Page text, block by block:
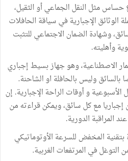
مثل النقل الجماعي أو الثقيل،
الإجبارية في سياقة الحافلات
وشهادة الضمان الاجتماعي للتثبت
وأهليته.
الاصطناعية، وهو جهاز بسيط إجباري
وليس بالحافلة او الشاحنة.
و أوقات الراحة الإجبارية. إن
إجباريا مع كل سائق، ويمكن قراءته من
الدورية.
المخفض للسرعة الأوتوماتيكي